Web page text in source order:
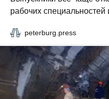
рабочих специальностей
peterburg.press